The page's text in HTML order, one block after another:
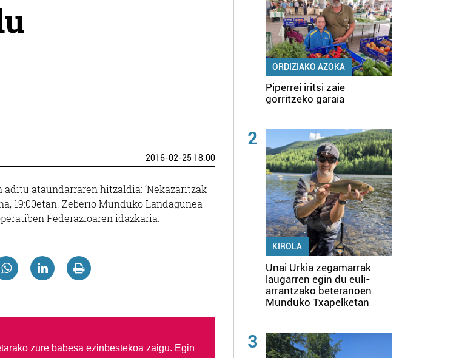
2016-02-25 18:00
ataundarraren hitzaldia: ‘Nekazaritzak
19:00etan. Zeberio Munduko Landagunea-
Federazioaren idazkaria.
zure babesa ezinbestekoa zaigu. Egin
ORDIZIAKO AZOKA
Piperrei iritsi zaie
gorritzeko garaia
2
KIROLA
Unai Urkia zegamarrak
laugarren egin du euli-
arrantzako beteranoen
Munduko Txapelketan
3